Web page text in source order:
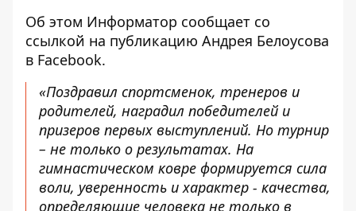
Об этом Информатор сообщает со
ссылкой на публикацию Андрея Белоусова
в Facebook.
«Поздравил спортсменок, тренеров и
родителей, наградил победителей и
призеров первых выступлений. Но турнир
– не только о результатах. На
гимнастическом ковре формируется сила
воли, уверенность и характер - качества,
определяющие человека не только в